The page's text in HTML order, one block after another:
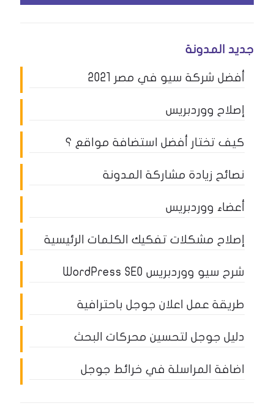
جديد المدونة
أفضل شركة سيو في مصر 2021
إصلاح ووردبريس
كيف تختار أفضل استضافة مواقع ؟
نصائح زيادة مشاركة المدونة
أعضاء ووردبريس
إصلاح مشكلات تفكيك الكلمات الرئيسية
شرح سيو ووردبريس WordPress SEO
طريقة عمل اعلان جوجل باحترافية
دليل جوجل لتحسين محركات البحث
اضافة المراسلة في خرائط جوجل